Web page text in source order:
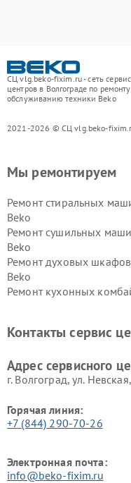
СЦ vlg.beko-fixim.ru - сеть
центров в Волгограде по
обслуживанию техники Beko
2021-2026 © СЦ vlg.beko-
Мы ремонтируем
Ремонт стиральных
Beko
Ремонт сушильных
Beko
Ремонт духовых шкафов
Beko
Ремонт кухонных
Ремонт холодильников
Контакты сервис
Адрес сервисного
г. Волгоград, ул.
Горячая линия:
+7 (844) 290-70-26
Электронная почта:
info@beko-fixim.ru